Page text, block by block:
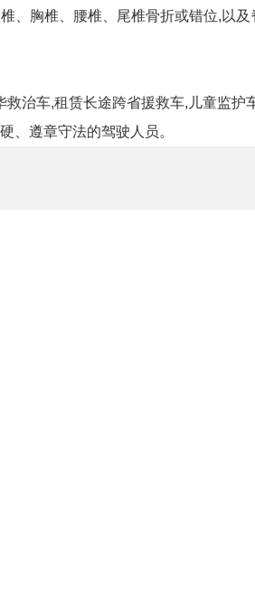
胸椎、腰椎、尾椎骨折或错位,以
治车,租赁长途跨省援救车,儿童监
、遵章守法的驾驶人员。